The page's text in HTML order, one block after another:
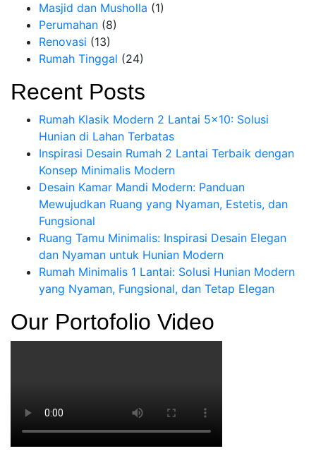
Masjid dan Musholla (1)
Perumahan (8)
Renovasi (13)
Rumah Tinggal (24)
Recent Posts
Rumah Klasik Modern 2 Lantai 5×10: Solusi
Hunian di Lahan Terbatas
Inspirasi Desain Rumah 2 Lantai Terbaik dengan
Konsep Minimalis Modern
Desain Kamar Mandi Modern: Panduan
Mewujudkan Ruang yang Nyaman, Estetis, dan
Fungsional
Ruang Tamu Minimalis: Inspirasi Desain Elegan
dan Nyaman untuk Hunian Modern
Rumah Minimalis 1 Lantai: Solusi Hunian Modern
yang Nyaman, Fungsional, dan Tetap Elegan
Our Portofolio Video